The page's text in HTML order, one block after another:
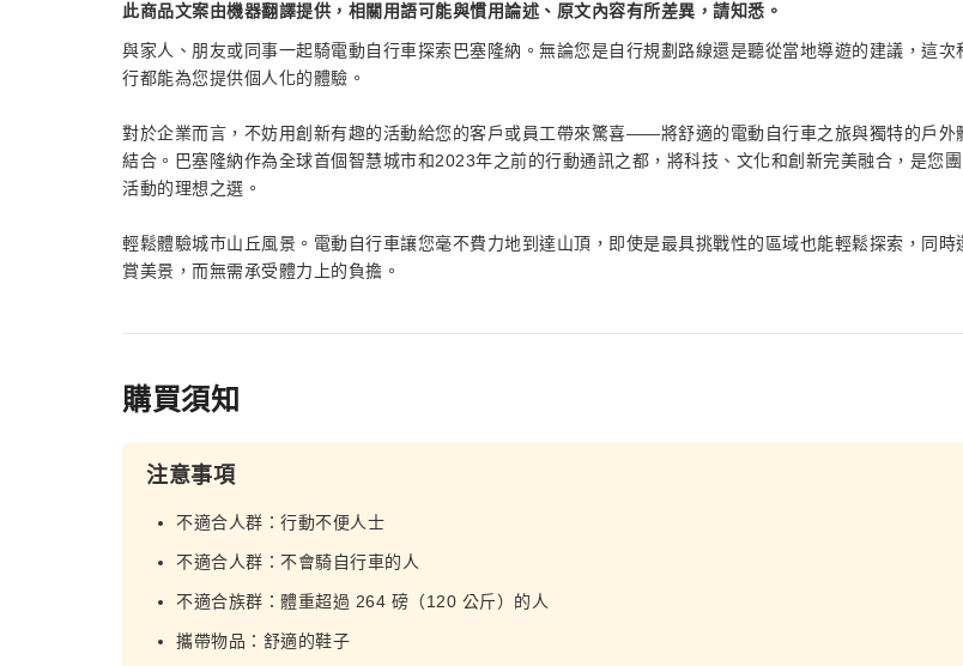
此商品文案由機器翻譯提供，相關用語可能與慣用論述、原文內容有所差異，請知悉。
與家人、朋友或同事一起騎電動自行車探索巴塞隆納。無論您是自行規劃路線還是聽從當地導遊的建議，這次
行都能為您提供個人化的體驗。
對於企業而言，不妨用創新有趣的活動給您的客戶或員工帶來驚喜——將舒適的電動自行車之旅與獨特的戶外
結合。巴塞隆納作為全球首個智慧城市和2023年之前的行動通訊之都，將科技、文化和創新完美融合，是您
活動的理想之選。
輕鬆體驗城市山丘風景。電動自行車讓您毫不費力地到達山頂，即使是最具挑戰性的區域也能輕鬆探索，同時
賞美景，而無需承受體力上的負擔。
購買須知
注意事項
不適合人群：行動不便人士
不適合人群：不會騎自行車的人
不適合族群：體重超過 264 磅（120 公斤）的人
攜帶物品：舒適的鞋子